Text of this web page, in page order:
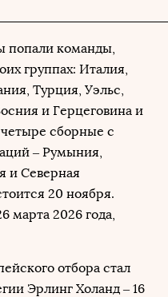
попали команды,
группах: Италия,
Турция, Уэльс,
и Герцеговина и
сборные с
– Румыния,
и Северная
20 ноября.
марта 2026 года,
отбора стал
Эрлинг Холанд – 16